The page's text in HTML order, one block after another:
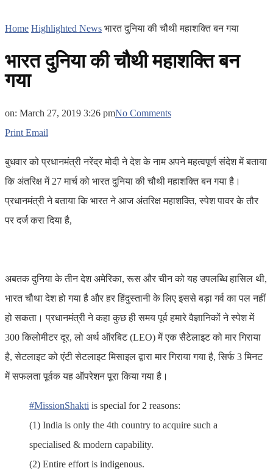
Home Highlighted News भारत दुनिया की चौथी महाशक्ति बन गया
भारत दुनिया की चौथी महाशक्ति बन
गया
on: March 27, 2019 3:26 pmNo Comments
Print Email
बुधवार को प्रधानमंत्री नरेंद्र मोदी ने देश के नाम अपने महत्वपूर्ण संदेश में बताया
कि अंतरिक्ष में 27 मार्च को भारत दुनिया की चौथी महाशक्ति बन गया है।
प्रधानमंत्री ने बताया कि भारत ने आज अंतरिक्ष महाशक्ति, स्पेश पावर के तौर
पर दर्ज करा दिया है,
अबतक दुनिया के तीन देश अमेरिका, रूस और चीन को यह उपलब्धि हासिल थी,
भारत चौथा देश हो गया है और हर हिंदुस्तानी के लिए इससे बड़ा गर्व का पल नहीं
हो सकता। प्रधानमंत्री ने कहा कुछ ही समय पूर्व हमारे वैज्ञानिकों ने स्पेश में
300 किलोमीटर दूर, लो अर्थ ऑरबिट (LEO) में एक सैटेलाइट को मार गिराया
है, सेटलाइट को एंटी सेटलाइट मिसाइल द्वारा मार गिराया गया है, सिर्फ 3 मिनट
में सफलता पूर्वक यह ऑपरेशन पूरा किया गया है।
#MissionShakti is special for 2 reasons:
(1) India is only the 4th country to acquire such a
specialised & modern capability.
(2) Entire effort is indigenous.